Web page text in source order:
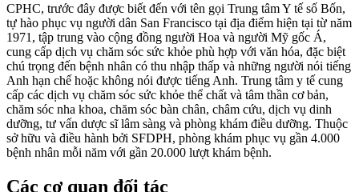
CPHC, trước đây được biết đến với tên gọi Trung tâm Y tế số Bốn,
tự hào phục vụ người dân San Francisco tại địa điểm hiện tại từ năm
1971, tập trung vào cộng đồng người Hoa và người Mỹ gốc Á,
cung cấp dịch vụ chăm sóc sức khỏe phù hợp với văn hóa, đặc biệt
chú trọng đến bệnh nhân có thu nhập thấp và những người nói tiếng
Anh hạn chế hoặc không nói được tiếng Anh. Trung tâm y tế cung
cấp các dịch vụ chăm sóc sức khỏe thể chất và tâm thần cơ bản,
chăm sóc nha khoa, chăm sóc bàn chân, châm cứu, dịch vụ dinh
dưỡng, tư vấn dược sĩ lâm sàng và phòng khám điều dưỡng. Thuộc
sở hữu và điều hành bởi SFDPH, phòng khám phục vụ gần 4.000
bệnh nhân mỗi năm với gần 20.000 lượt khám bệnh.
Các cơ quan đối tác